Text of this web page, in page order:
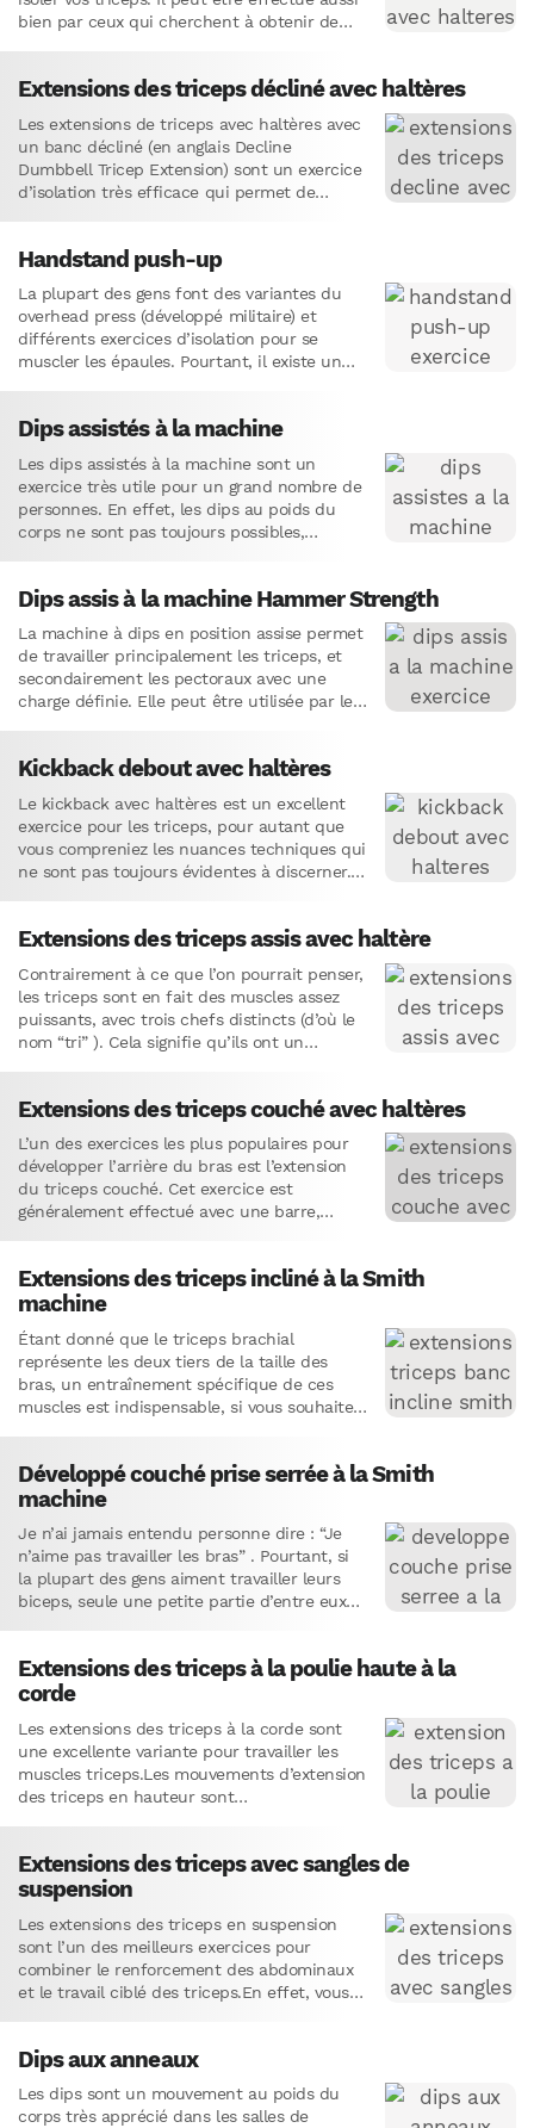
bien par ceux qui cherchent à obtenir de
Extensions des triceps décliné avec haltères
Les extensions de triceps avec haltères avec
un banc décliné (en anglais Decline
Dumbbell Tricep Extension) sont un exercice
d’isolation très efficace qui permet de
Handstand push-up
La plupart des gens font des variantes du
overhead press (développé militaire) et
différents exercices d’isolation pour se
muscler les épaules. Pourtant, il existe un
Dips assistés à la machine
Les dips assistés à la machine sont un
exercice très utile pour un grand nombre de
personnes. En effet, les dips au poids du
corps ne sont pas toujours possibles,…
Dips assis à la machine Hammer Strength
La machine à dips en position assise permet
de travailler principalement les triceps, et
secondairement les pectoraux avec une
charge définie. Elle peut être utilisée par les
Kickback debout avec haltères
Le kickback avec haltères est un excellent
exercice pour les triceps, pour autant que
vous compreniez les nuances techniques qui
ne sont pas toujours évidentes à discerner.
Extensions des triceps assis avec haltère
Contrairement à ce que l’on pourrait penser,
les triceps sont en fait des muscles assez
puissants, avec trois chefs distincts (d’où le
nom “tri” ). Cela signifie qu’ils ont un…
Extensions des triceps couché avec haltères
L’un des exercices les plus populaires pour
développer l’arrière du bras est l’extension
du triceps couché. Cet exercice est
généralement effectué avec une barre,
Extensions des triceps incliné à la Smith
machine
Étant donné que le triceps brachial
représente les deux tiers de la taille des
bras, un entraînement spécifique de ces
muscles est indispensable, si vous souhaitez
Développé couché prise serrée à la Smith
machine
Je n’ai jamais entendu personne dire : “Je
n’aime pas travailler les bras” . Pourtant, si
la plupart des gens aiment travailler leurs
biceps, seule une petite partie d’entre eux
Extensions des triceps à la poulie haute à la
corde
Les extensions des triceps à la corde sont
une excellente variante pour travailler les
muscles triceps.Les mouvements d’extension
des triceps en hauteur sont
Extensions des triceps avec sangles de
suspension
Les extensions des triceps en suspension
sont l’un des meilleurs exercices pour
combiner le renforcement des abdominaux
et le travail ciblé des triceps.En effet, vous
Dips aux anneaux
Les dips sont un mouvement au poids du
corps très apprécié dans les salles de